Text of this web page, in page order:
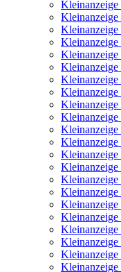
Kleinanzeige
Kleinanzeige
Kleinanzeige
Kleinanzeige
Kleinanzeige
Kleinanzeige
Kleinanzeige
Kleinanzeige
Kleinanzeige
Kleinanzeige
Kleinanzeige
Kleinanzeige
Kleinanzeige
Kleinanzeige
Kleinanzeige
Kleinanzeige
Kleinanzeige
Kleinanzeige
Kleinanzeige
Kleinanzeige
Kleinanzeige
Kleinanzeige